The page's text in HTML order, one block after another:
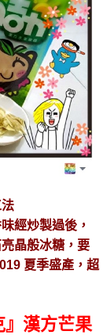
經炒製過後，
晶般冰糖， 要
夏季盛產，超
』 漢方芒果